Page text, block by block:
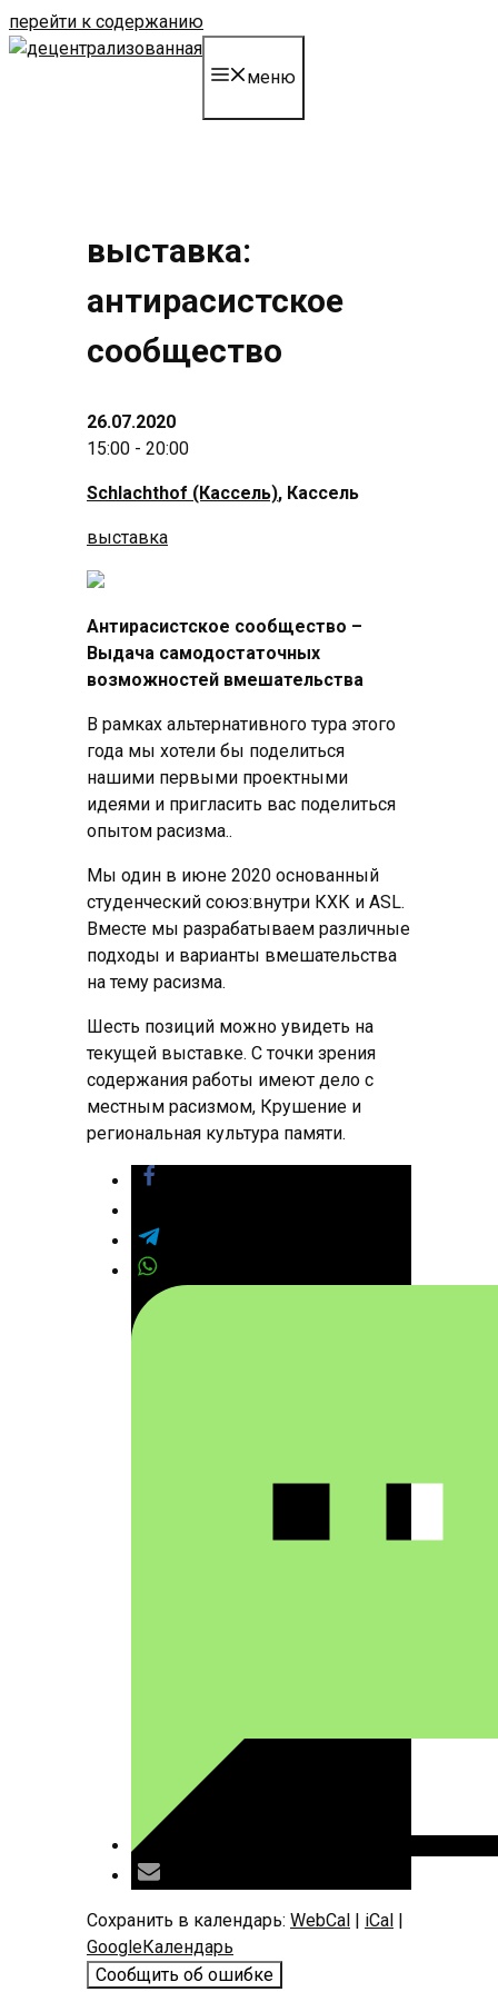
перейти к содержанию
меню
выставка:
антирасистское
сообщество
26.07.2020
15:00 - 20:00
Schlachthof (Кассель), Кассель
выставка
Антирасистское сообщество –
Выдача самодостаточных
возможностей вмешательства
В рамках альтернативного тура этого
года мы хотели бы поделиться
нашими первыми проектными
идеями и пригласить вас поделиться
опытом расизма..
Мы один в июне 2020 основанный
студенческий союз:внутри КХК и ASL.
Вместе мы разрабатываем различные
подходы и варианты вмешательства
на тему расизма.
Шесть позиций можно увидеть на
текущей выставке. С точки зрения
содержания работы имеют дело с
местным расизмом, Крушение и
региональная культура памяти.
Сохранить в календарь: WebCal | iCal |
GoogleКалендарь
Сообщить об ошибке